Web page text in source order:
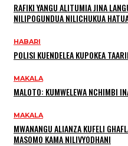
RAFIKI YANGU ALITUMIA JINA
NILIPOGUNDUA NILICHUKUA
HABARI
POLISI KUENDELEA KUPOKEA
MAKALA
MALOTO: KUMWELEWA NCHIMBI
MAKALA
MWANANGU ALIANZA KUFELI
MASOMO KAMA NILIVYODHANI